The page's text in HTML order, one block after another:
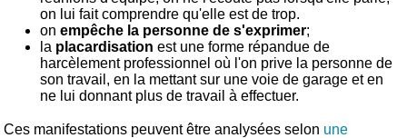
on lui fait comprendre qu'elle est de trop.
onempêche la personne de s'exprimer;
la placardisation est une forme répandue de
harcèlement professionnel où l'on prive la personne de
son travail, en la mettant sur une voie de garage et en
ne lui donnant plus de travail à effectuer.
Ces manifestations peuvent être analysées selon une